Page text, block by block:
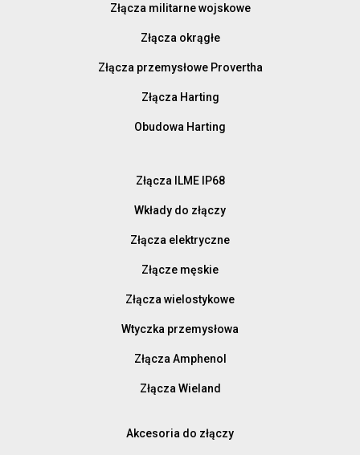
Złącza militarne wojskowe
Złącza okrągłe
Złącza przemysłowe Provertha
Złącza Harting
Obudowa Harting
Złącza ILME IP68
Wkłady do złączy
Złącza elektryczne
Złącze męskie
Złącza wielostykowe
Wtyczka przemysłowa
Złącza Amphenol
Złącza Wieland
Akcesoria do złączy